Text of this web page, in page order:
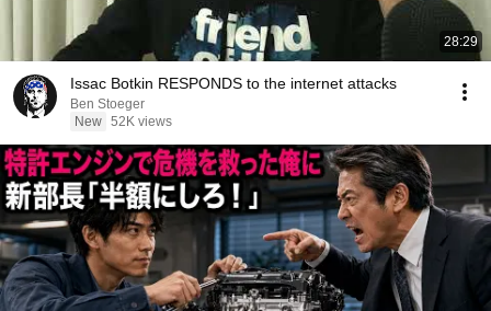
28:29
Issac Botkin RESPONDS to the internet attacks
Ben Stoeger
New 52K views